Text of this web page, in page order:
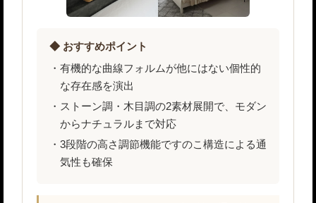
◆ おすすめポイント
有機的な曲線フォルムが他にはない個性的
な存在感を演出
ストーン調・木目調の2素材展開で、モダン
からナチュラルまで対応
3段階の高さ調節機能ですのこ構造による通
気性も確保